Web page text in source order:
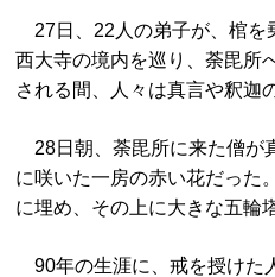
27日、22人の弟子が、棺を
西大寺の境内を巡り、荼毘所
される間、人々は真言や釈迦
28日朝、荼毘所に来た僧が
に咲いた一房の赤い花だった
に埋め、その上に大きな五輪
90年の生涯に、戒を授けた